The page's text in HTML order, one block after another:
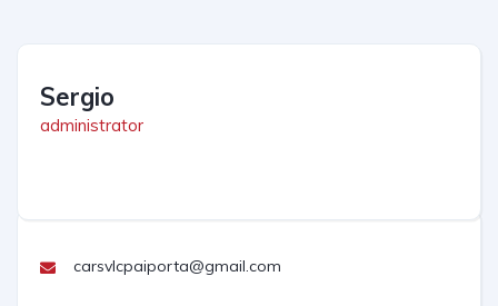
Sergio
administrator
carsvlcpaiporta@gmail.com